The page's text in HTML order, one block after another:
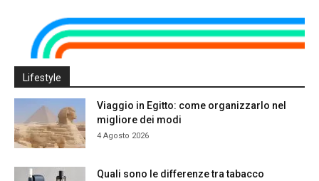
Lifestyle
Viaggio in Egitto: come organizzarlo nel
migliore dei modi
4 Agosto 2026
Quali sono le differenze tra tabacco